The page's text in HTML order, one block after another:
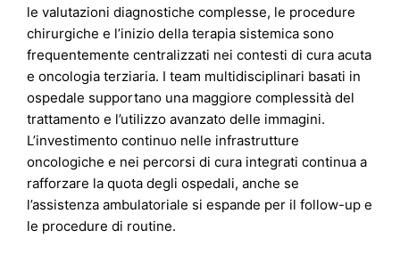
le valutazioni diagnostiche complesse, le procedure
chirurgiche e l’inizio della terapia sistemica sono
frequentemente centralizzati nei contesti di cura acuta
e oncologia terziaria. I team multidisciplinari basati in
ospedale supportano una maggiore complessità del
trattamento e l’utilizzo avanzato delle immagini.
L’investimento continuo nelle infrastrutture
oncologiche e nei percorsi di cura integrati continua a
rafforzare la quota degli ospedali, anche se
l’assistenza ambulatoriale si espande per il follow-up e
le procedure di routine.